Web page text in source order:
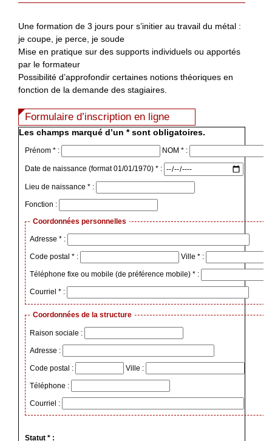
Une formation de 3 jours pour s’initier au travail du métal :
je coupe, je perce, je soude
Mise en pratique sur des supports individuels ou apportés
par le formateur
Possibilité d’approfondir certaines notions théoriques en
fonction de la demande des stagiaires.
Formulaire d’inscription en ligne
Les champs marqué d’un * sont obligatoires.
Prénom * : NOM * :
Date de naissance (format 01/01/1970) * :
Lieu de naissance * :
Fonction :
Coordonnées personnelles
Adresse * :
Code postal * : Ville * :
Téléphone fixe ou mobile (de préférence mobile) * :
Courriel * :
Coordonnées de la structure
Raison sociale :
Adresse :
Code postal : Ville :
Téléphone :
Courriel :
Statut * :